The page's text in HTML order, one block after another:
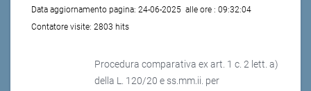
Data aggiornamento pagina: 24-06-2025 alle ore : 09:32:04
Contatore visite: 2803 hits
Procedura comparativa ex art. 1 c. 2 lett. a)
della L. 120/20 e ss.mm.ii. per